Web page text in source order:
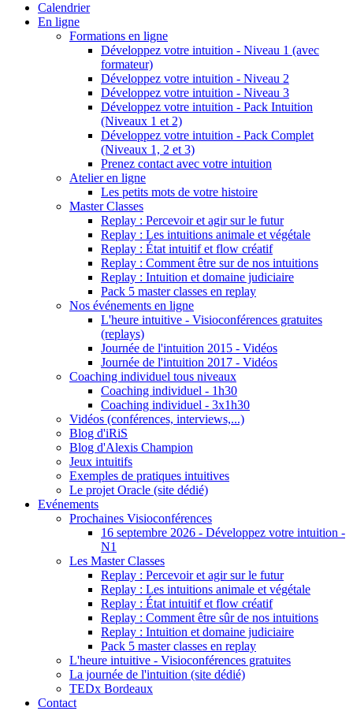
Calendrier
En ligne
Formations en ligne
Développez votre intuition - Niveau 1 (avec
formateur)
Développez votre intuition - Niveau 2
Développez votre intuition - Niveau 3
Développez votre intuition - Pack Intuition
(Niveaux 1 et 2)
Développez votre intuition - Pack Complet
(Niveaux 1, 2 et 3)
Prenez contact avec votre intuition
Atelier en ligne
Les petits mots de votre histoire
Master Classes
Replay : Percevoir et agir sur le futur
Replay : Les intuitions animale et végétale
Replay : État intuitif et flow créatif
Replay : Comment être sur de nos intuitions
Replay : Intuition et domaine judiciaire
Pack 5 master classes en replay
Nos événements en ligne
L'heure intuitive - Visioconférences gratuites
(replays)
Journée de l'intuition 2015 - Vidéos
Journée de l'intuition 2017 - Vidéos
Coaching individuel tous niveaux
Coaching individuel - 1h30
Coaching individuel - 3x1h30
Vidéos (conférences, interviews,...)
Blog d'iRiS
Blog d'Alexis Champion
Jeux intuitifs
Exemples de pratiques intuitives
Le projet Oracle (site dédié)
Evénements
Prochaines Visioconférences
16 septembre 2026 - Développez votre intuition -
N1
Les Master Classes
Replay : Percevoir et agir sur le futur
Replay : Les intuitions animale et végétale
Replay : État intuitif et flow créatif
Replay : Comment être sûr de nos intuitions
Replay : Intuition et domaine judiciaire
Pack 5 master classes en replay
L'heure intuitive - Visioconférences gratuites
La journée de l'intuition (site dédié)
TEDx Bordeaux
Contact